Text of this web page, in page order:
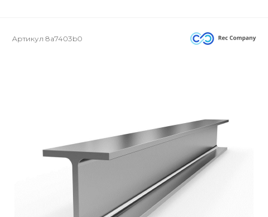
Артикул 8a7403b0